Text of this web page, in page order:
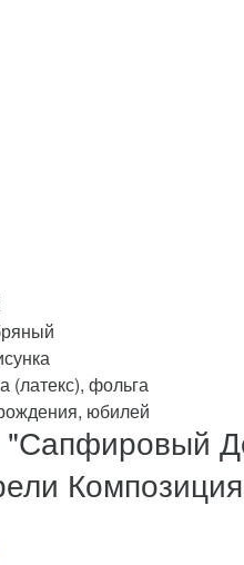
(латекс), фольга
юбилей
"Сапфировый